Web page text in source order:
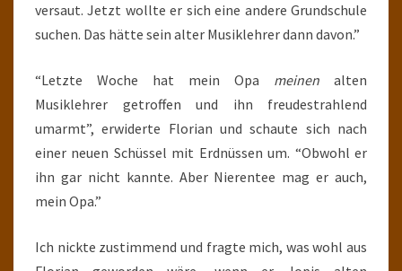
versaut. Jetzt wollte er sich eine andere Grundschule
suchen. Das hätte sein alter Musiklehrer dann davon.”
“Letzte Woche hat mein Opa meinen alten
Musiklehrer getroffen und ihn freudestrahlend
umarmt”, erwiderte Florian und schaute sich nach
einer neuen Schüssel mit Erdnüssen um. “Obwohl er
ihn gar nicht kannte. Aber Nierentee mag er auch,
mein Opa.”
Ich nickte zustimmend und fragte mich, was wohl aus